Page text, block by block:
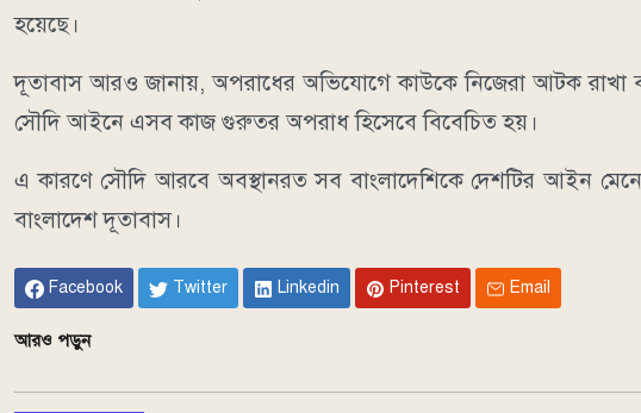
হয়েছে।
দূতাবাস আরও জানায়, অপরাধের অভিযোগে কাউকে নিজেরা আটক রাখা
সৌদি আইনে এসব কাজ গুরুতর অপরাধ হিসেবে বিবেচিত হয়।
এ কারণে সৌদি আরবে অবস্থানরত সব বাংলাদেশিকে দেশটির আইন
বাংলাদেশ দূতাবাস।
Facebook Twitter Linkedin Pinterest Email
আরও পড়ুন